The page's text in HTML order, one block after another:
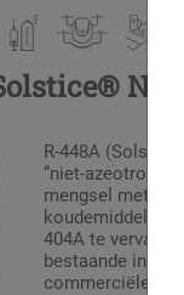
N40
R-448A
“niet-
mengsel met een
koudemiddel is
404A te
bestaande
commerciële en